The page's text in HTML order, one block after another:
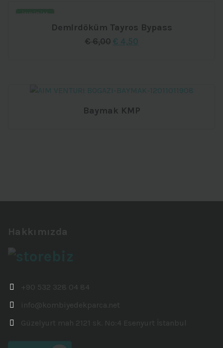
Demirdöküm Tayros Bypass
€6,00 Orijinal
€ 4,50Şu
Baymak KMP
Hakkımızda
+90 532 328 04 84
info@kombiyedekparca.net
Güzelyurt mah 2121 sk. No:4 Esenyurt İstanbul